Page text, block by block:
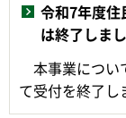
令和7年度住
は終了しま
本事業につい
て受付を終了し